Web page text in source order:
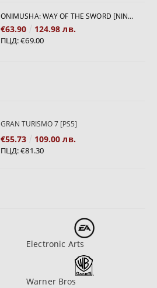
ONIMUSHA: WAY OF THE SWORD [NINTENDO SWITCH 2]
€63.90 124.98 лв.
ПЦД:€69.00
GRAN TURISMO 7 [PS5]
€55.73 109.00 лв.
ПЦД:€81.30
Electronic Arts
Warner Bros